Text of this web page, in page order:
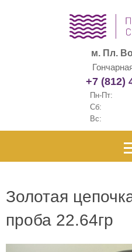
м. Пл.
+7 (812)
Пн-Пт:
Сб:
Вс:
Золотая
проба 22.64гр